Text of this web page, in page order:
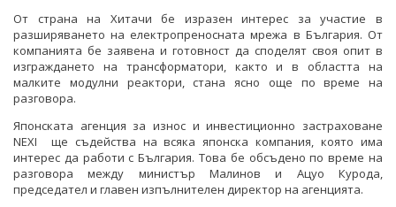
От страна на Хитачи бе изразен интерес за участие в
разширяването на електропреносната мрежа в България. От
компанията бе заявена и готовност да споделят своя опит в
изграждането на трансформатори, както и в областта на
малките модулни реактори, стана ясно още по време на
разговора.
Японската агенция за износ и инвестиционно застраховане
NEXI ще съдейства на всяка японска компания, която има
интерес да работи с България. Това бе обсъдено по време на
разговора между министър Малинов и Ацуо Курода,
председател и главен изпълнителен директор на агенцията.